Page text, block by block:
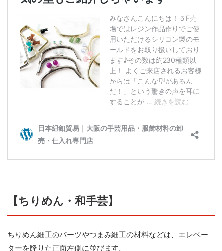
【ちりめん・和手芸】
ちりめん細工のパーツやつまみ細工の材料などは、エレベー
ターを降りた正面左側に並びます。